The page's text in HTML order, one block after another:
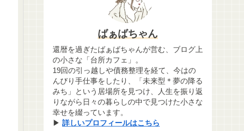
ばぁばちゃん
還暦を過ぎたばぁばちゃんが営む、ブログ上
の小さな「台所カフェ」。
19回の引っ越しや債務整理を経て、今はの
んびり手仕事をしたり、「未来型＊夢の降る
みち」という居場所を見つけ、人生を振り返
りながら日々の暮らしの中で見つけた小さな
幸せを綴っています。
▶ 詳しいプロフィールはこちら